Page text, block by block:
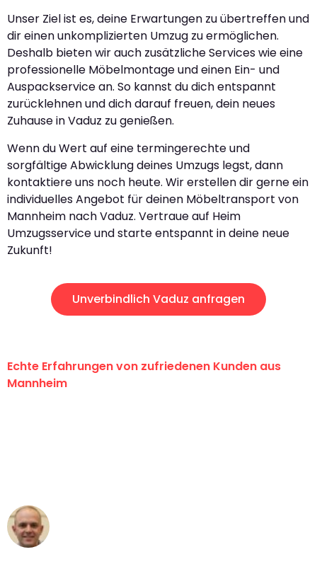
Unser Ziel ist es, deine Erwartungen zu übertreffen und
dir einen unkomplizierten Umzug zu ermöglichen.
Deshalb bieten wir auch zusätzliche Services wie eine
professionelle Möbelmontage und einen Ein- und
Auspackservice an. So kannst du dich entspannt
zurücklehnen und dich darauf freuen, dein neues
Zuhause in Vaduz zu genießen.
Wenn du Wert auf eine termingerechte und
sorgfältige Abwicklung deines Umzugs legst, dann
kontaktiere uns noch heute. Wir erstellen dir gerne ein
individuelles Angebot für deinen Möbeltransport von
Mannheim nach Vaduz. Vertraue auf Heim
Umzugsservice und starte entspannt in deine neue
Zukunft!
Unverbindlich Vaduz anfragen
Echte Erfahrungen von zufriedenen Kunden aus
Mannheim